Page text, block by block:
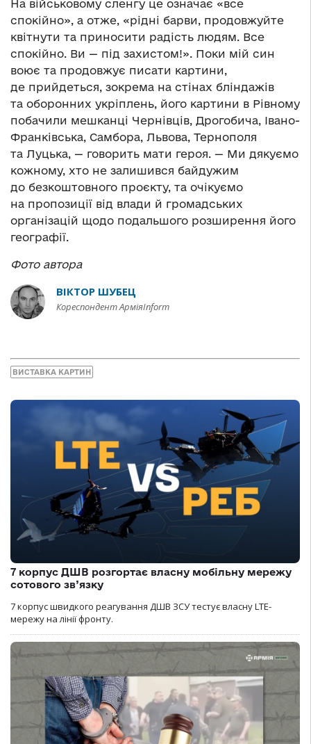
На військовому сленгу це означає «все
спокійно», а отже, «рідні барви, продовжуйте
квітнути та приносити радість людям. Все
спокійно. Ви — під захистом!». Поки мій син
воює та продовжує писати картини,
де прийдеться, зокрема на стінах бліндажів
та оборонних укріплень, його картини в Рівному
побачили мешканці Чернівців, Дрогобича, Івано-
Франківська, Самбора, Львова, Тернополя
та Луцька, — говорить мати героя. — Ми дякуємо
кожному, хто не залишився байдужим
до безкоштовного проєкту, та очікуємо
на пропозиції від влади й громадських
організацій щодо подальшого розширення його
географії.
Фото автора
ВІКТОР ШУБЕЦ
Кореспондент АрміяInform
ВИСТАВКА КАРТИН
7 корпус ДШВ розгортає власну мобільну мережу
сотового зв’язку
7 корпус швидкого реагування ДШВ ЗСУ тестує власну LTE-
мережу на лінії фронту.